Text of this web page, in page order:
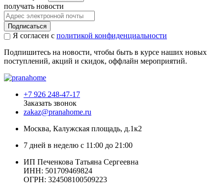
получать новости
Подписаться
Я согласен с политикой конфиденциальности
Подпишитесь на новости, чтобы быть в курсе наших новых
поступлений, акций и скидок, оффлайн мероприятий.
+7 926 248-47-17
Заказать звонок
zakaz@pranahome.ru
Москва, Калужская площадь, д.1к2
7 дней в неделю с 11:00 до 21:00
ИП Печенкова Татьяна Сергеевна
ИНН: 501709469824
ОГРН: 324508100509223